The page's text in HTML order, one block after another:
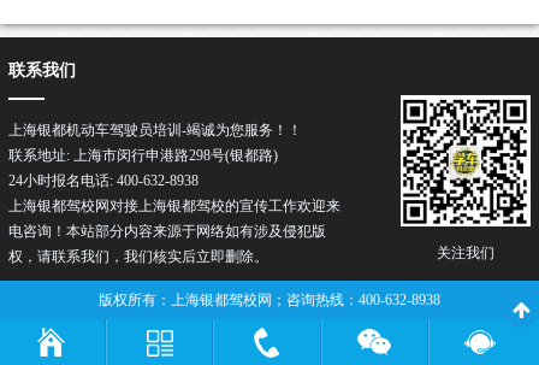
关注我们
联系我们
上海银都机动车驾驶员培训-竭诚为您服务！！
联系地址: 上海市闵行申港路298号(银都路)
24小时报名电话: 400-632-8938
上海银都驾校网对接上海银都驾校的宣传工作欢迎来
电咨询！本站部分内容来源于网络如有涉及侵犯版
权，请联系我们，我们核实后立即删除。
版权所有：上海银都驾校网；咨询热线：400-632-8938